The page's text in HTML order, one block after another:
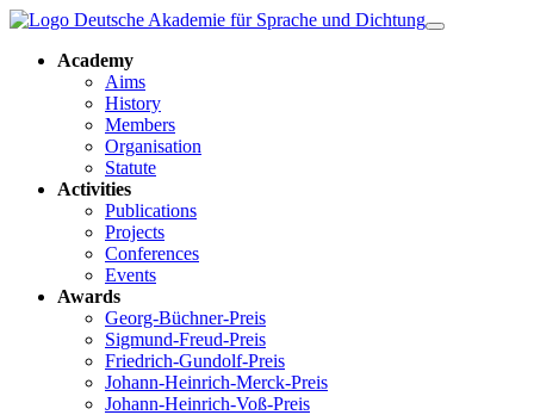
Academy
Aims
History
Members
Organisation
Statute
Activities
Publications
Projects
Conferences
Events
Awards
Georg-Büchner-Preis
Sigmund-Freud-Preis
Friedrich-Gundolf-Preis
Johann-Heinrich-Merck-Preis
Johann-Heinrich-Voß-Preis